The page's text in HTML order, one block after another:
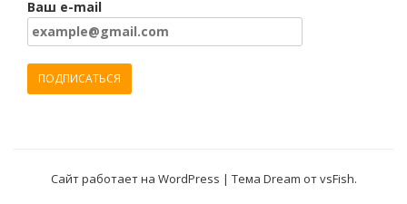
Ваш e-mail
Сайт работает на WordPress | Тема Dream отvsFish.